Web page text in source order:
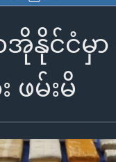
နိုင်ငံမှ
း ဖမ်းမိ